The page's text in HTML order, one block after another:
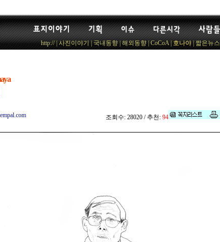
http://|사진이야기|국내동향|해외동향|CoCoA|호나야|짧은뉴스
조회수: 28020 / 추천: 94